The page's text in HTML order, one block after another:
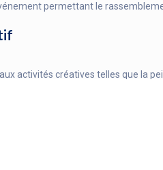
permettant le
aux activités créatives telles que la